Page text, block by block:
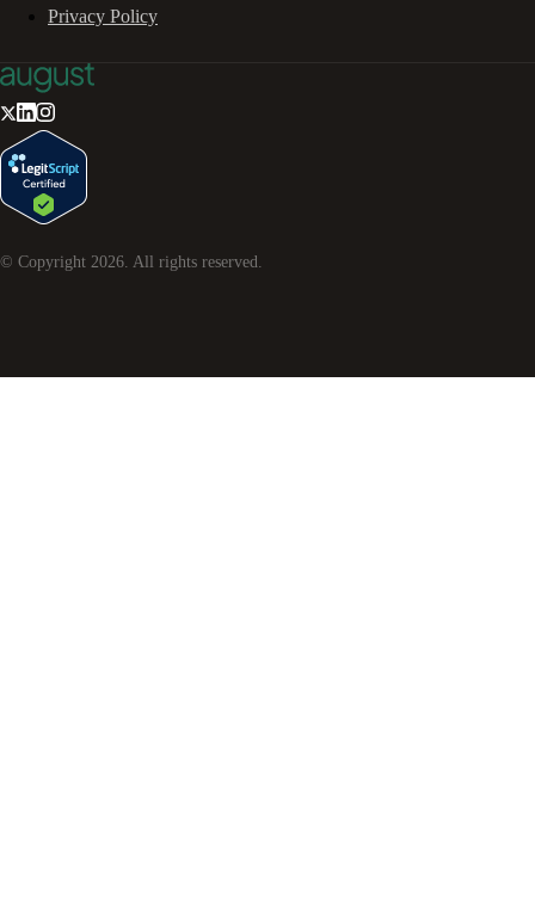
Privacy Policy
© Copyright 2026 . All rights reserved.